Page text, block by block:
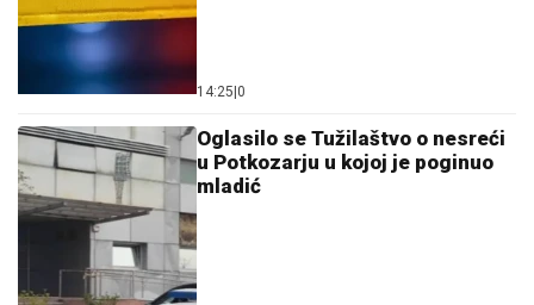
14:25|0
Oglasilo se Tužilaštvo o nesreći
u Potkozarju u kojoj je poginuo
mladić